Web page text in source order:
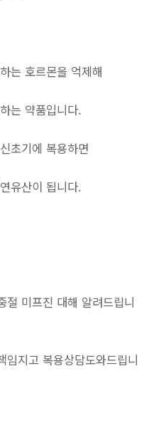
는 호르몬을 억제해
는 약품입니다.
초기에 복용하면
유산이 됩니다.
절 미프진 대해 알려드립니
임지고 복용상담도와드립니